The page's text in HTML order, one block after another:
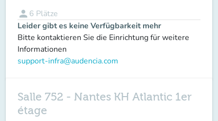
person 6 Plätze
Leider gibt es keine Verfügbarkeit mehr
Bitte kontaktieren Sie die Einrichtung für weitere
Informationen
support-infra@audencia.com
Salle 752 - Nantes KH Atlantic 1er
étage